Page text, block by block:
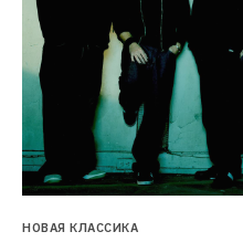
НОВАЯ КЛАССИКА